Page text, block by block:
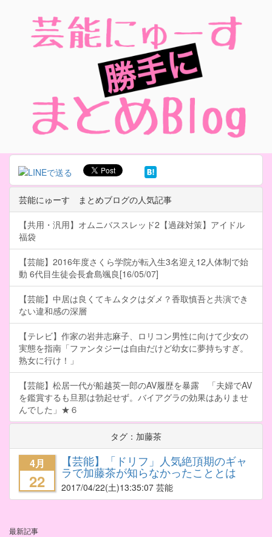
芸能にゅーす まとめブログの人気記事
【共用・汎用】オムニバススレッド2【過疎対策】アイドル
福袋
【芸能】2016年度さくら学院が転入生3名迎え12人体制で始
動 6代目生徒会長倉島颯良[16/05/07]
【芸能】中居は良くてキムタクはダメ？香取慎吾と共演でき
ない違和感の深層
【テレビ】作家の岩井志麻子、ロリコン男性に向けて少女の
実態を指南「ファンタジーは自由だけど幼女に夢持ちすぎ。
熟女に行け！」
【芸能】松居一代が船越英一郎のAV履歴を暴露 「夫婦でAV
を鑑賞するも旦那は勃起せず。バイアグラの効果はありませ
んでした」★６
タグ：加藤茶
4月
22
【芸能】「ドリフ」人気絶頂期のギャ
ラで加藤茶が知らなかったこととは
2017/04/22(土)13:35:07 芸能
最新記事